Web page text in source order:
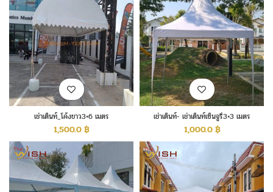
เช่าเต็นท์_โค้งขาว3×6 เมตร
1,500.0฿
เช่าเต็นท์- เช่าเต็นท์เซ็นจูรี่3×3 เมตร
1,000.0฿